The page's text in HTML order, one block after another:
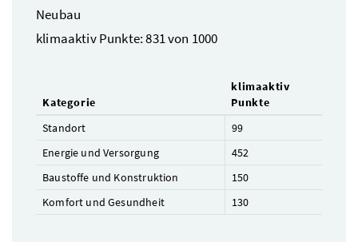
Neubau
klimaaktiv Punkte: 831 von 1000
Kategorie
klimaaktiv
Punkte
Standort
99
Energie und Versorgung
452
Baustoffe und Konstruktion
150
Komfort und Gesundheit
130